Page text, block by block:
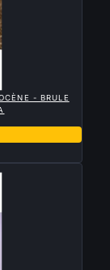
- BRULE